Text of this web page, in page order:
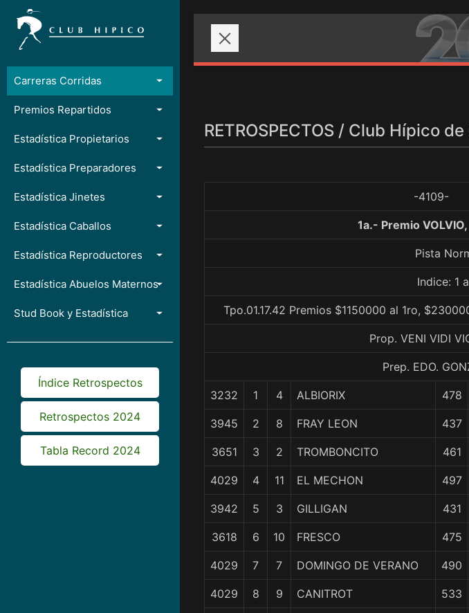
Carreras Corridas
Premios Repartidos
Estadística Propietarios
Estadística Preparadores
Estadística Jinetes
Estadística Caballos
Estadística Reproductores
Estadística Abuelos Maternos
Stud Book y Estadística
Índice Retrospectos
Retrospectos 2024
Tabla Record 2024
RETROSPECTOS / Club Hípico
-4109-
1a.- Premio
Pista
Indice: 1
Tpo.01.17.42 Premios $1150000 al 1ro,
Prop. VENI VIDI
Prep. EDO.
3232 1 4 ALBIORIX 478
3945 2 8 FRAY LEON 437
3651 3 2 TROMBONCITO 461
4029 4 11 EL MECHON 497
3942 5 3 GILLIGAN 431
3618 6 10 FRESCO 475
4029 7 7 DOMINGO DE VERANO 490
4029 8 9 CANITROT 533